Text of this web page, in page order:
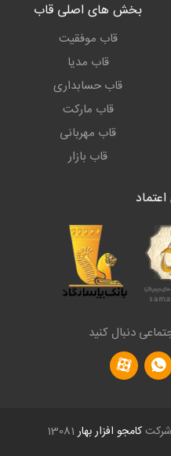
بخش های اصلی قاب
قاب موفقیت
قاب مدیا
قاب حسابداری
قاب مارکت
قاب مهربانی
قاب بازار
دنبال کنید
شرکتکامجو افزار بهار13081